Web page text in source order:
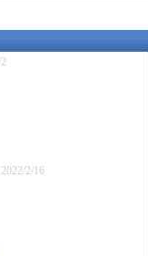
2022/2/16